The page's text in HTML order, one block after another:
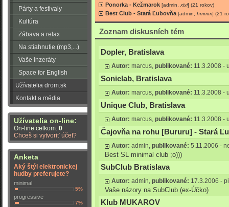
Párty a festivaly
Kultúra
Zábava a relax
Na stiahnutie (mp3,...)
Vaše inzeráty
Space for English
Užívatelia drom.sk
Kontakt a média
Užívatelia on-line:
On-line celkom: 0
Chceš si vytvoriť účet?
Anketa
Aký štýl elektronickej
hudby preferujete?
minimal
5%
progressive
7%
Ponorka - Kežmarok [admin, xixi] (21 rokov)
Best Club - Stará Ľubovňa [admin, hmmm] (21
Zoznam diskusních tém
Dopler, Bratislava
Autor: marcus, publikované: 11.3.2008 -
Soniclab, Bratislava
Autor: marcus, publikované: 11.3.2008 -
Unique Club, Bratislava
Autor: marcus, publikované: 11.3.2008 -
Čajovňa na rohu [Bururu] - Stará
Autor: admin, publikované: 5.11.2006 -
Best SL minimal club ;o)))
SubClub Bratislava
Autor: admin, publikované: 17.3.2006 -
Vaše názory na SubClub (ex-Účko)
Klub MUKAROV